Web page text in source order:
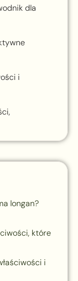
dla
i
longan?
które
i